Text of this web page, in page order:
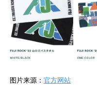
图片来源： 官方网站